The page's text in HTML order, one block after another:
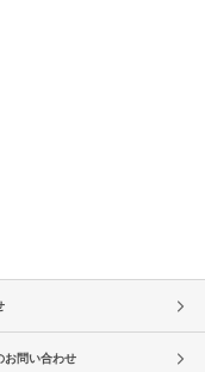
お問い合わせ